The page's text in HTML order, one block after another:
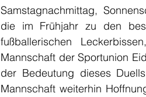
Samstagnachmittag,
die im Frühjahr zu den
fußballerischen
Mannschaft der Sportunion
der Bedeutung dieses
Mannschaft weiterhin